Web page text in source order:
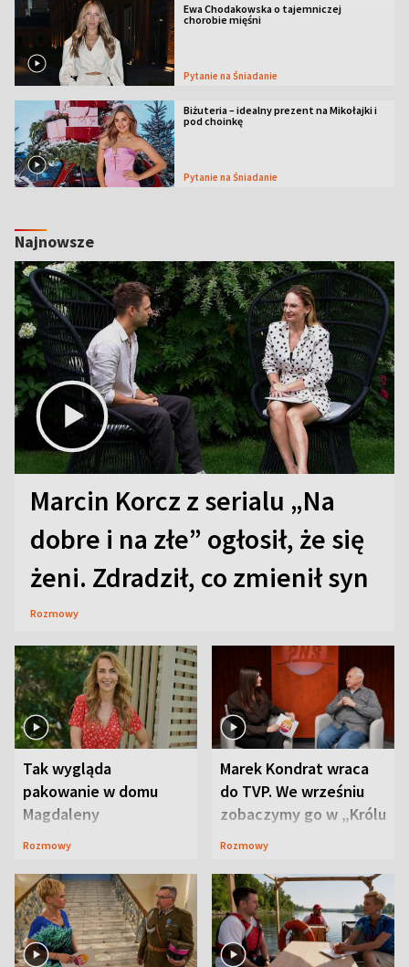
Ewa Chodakowska o tajemniczej
chorobie mięśni
Pytanie na Śniadanie
Biżuteria – idealny prezent na Mikołajki i
pod choinkę
Pytanie na Śniadanie
Najnowsze
Marcin Korcz z serialu „Na
dobre i na złe” ogłosił, że się
żeni. Zdradził, co zmienił syn
Rozmowy
Tak wygląda
pakowanie w domu
Magdaleny
Waligórskiej-Lisieckiej.
Rozmowy
Marek Kondrat wraca
do TVP. We wrześniu
zobaczymy go w „Królu
Maciusiu I”
Rozmowy